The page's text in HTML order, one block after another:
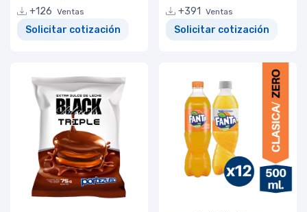
+126 Ventas
Solicitar cotización
+391
Ventas
Solicitar cotización